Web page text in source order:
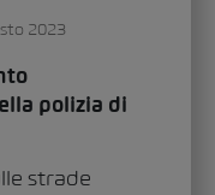
2023
polizia di
strade